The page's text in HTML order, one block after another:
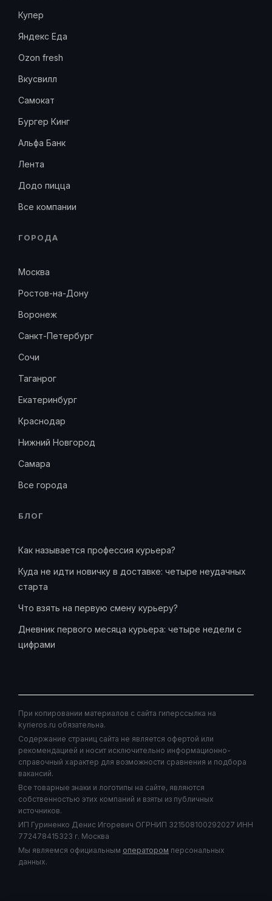
Купер
Яндекс Еда
Ozon fresh
Вкусвилл
Самокат
Бургер Кинг
Альфа Банк
Лента
Додо пицца
Все компании
ГОРОДА
Москва
Ростов-на-Дону
Воронеж
Санкт-Петербург
Сочи
Таганрог
Екатеринбург
Краснодар
Нижний Новгород
Самара
Все города
БЛОГ
Как называется профессия курьера?
Куда не идти новичку в доставке: четыре неудачных
старта
Что взять на первую смену курьеру?
Дневник первого месяца курьера: четыре недели с
цифрами
При копировании материалов с сайта гиперссылка на
kyrieros.ru обязательна.
Содержание страниц сайта не является офертой или
рекомендацией и носит исключительно информационно-
справочный характер для возможности сравнения и подбора
вакансий.
Все товарные знаки и логотипы на сайте, являются
собственностью этих компаний и взяты из публичных
источников.
ИП Гуриненко Денис Игоревич ОГРНИП 321508100292027 ИНН
772478415323 г. Москва
Мы являемся официальным оператором персональных
данных.